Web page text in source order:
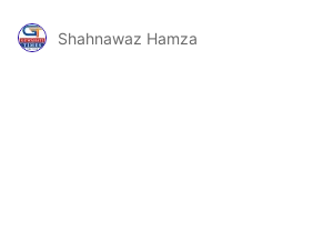
Shahnawaz Hamza